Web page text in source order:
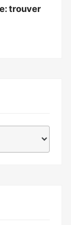
trouver